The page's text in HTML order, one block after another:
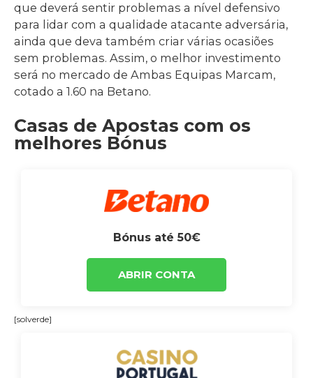
que deverá sentir problemas a nível defensivo
para lidar com a qualidade atacante adversária,
ainda que deva também criar várias ocasiões
sem problemas. Assim, o melhor investimento
será no mercado de Ambas Equipas Marcam,
cotado a 1.60 na Betano.
Casas de Apostas com os
melhores Bónus
Bónus até 50€
ABRIR CONTA
[solverde]